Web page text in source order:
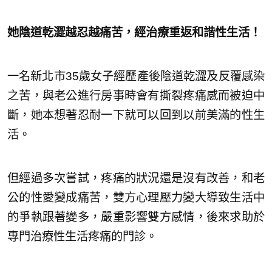
她陰道乾澀越忍越痛苦， 經治療重返和諧性生活！
一名新北市35歲女子經歷產後陰道乾澀及反覆感染
之苦，與老公進行房事時會有撕裂疼痛感而被迫中
斷，她本想著忍耐一下就可以回到以前美滿的性生
活。
但經過多次嘗試，疼痛的狀況還是沒有改善，和老
公的性愛變成痛苦，雙方心理壓力變大導致生活中
的爭執跟著變多，嚴重影響雙方感情，後來求助於
專門治療性生活疼痛的門診。